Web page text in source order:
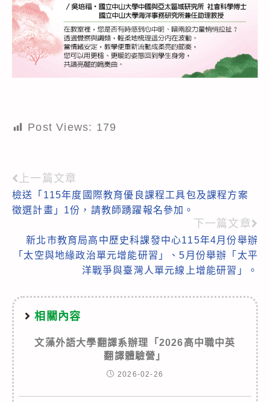
Post Views: 179
Read
more
上一篇文章
檢送「115年度國際教育優良課程工具包及課程方案
徵選計畫」1份，請教師踴躍報名參加。
下一篇文章
新北市教育局高中歷史科課發中心115年4月份舉辦
「太空與地緣政治單元增能研習」、5月份舉辦「太平
洋戰爭與臺灣人單元線上增能研習」。
相關內容
文藻外語大學翻譯系辦理「2026高中職中英
翻譯體驗營」
2026-02-26